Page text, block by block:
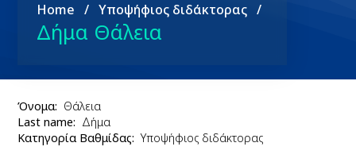
Breadcrumb
Home Υποψήφιος διδάκτορας
Δήμα Θάλεια
Όνομα
Θάλεια
Last name
Δήμα
Κατηγορία Βαθμίδας Υποψήφιος διδάκτορας